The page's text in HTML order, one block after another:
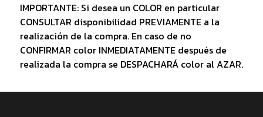
IMPORTANTE: Si desea un COLOR en particular
CONSULTAR disponibilidad PREVIAMENTE a la
realización de la compra. En caso de no
CONFIRMAR color INMEDIATAMENTE después de
realizada la compra se DESPACHARÁ color al AZAR.